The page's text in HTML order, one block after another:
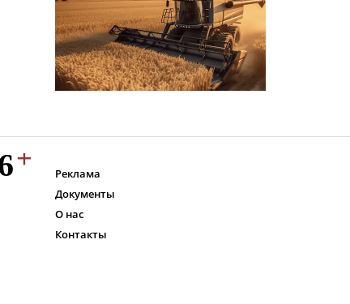
Реклама
Документы
О нас
Контакты